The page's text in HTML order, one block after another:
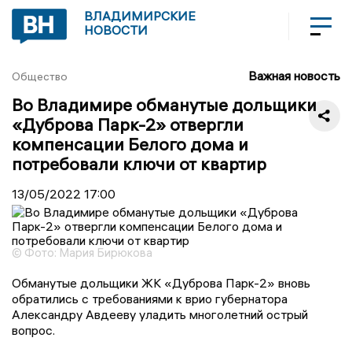
ВЛАДИМИРСКИЕ
НОВОСТИ
Общество Важная новость
Во Владимире обманутые дольщики
«Дуброва Парк-2» отвергли
компенсации Белого дома и
потребовали ключи от квартир
13/05/2022 17:00
© Фото: Мария Бирюкова
Обманутые дольщики ЖК «Дуброва Парк-2» вновь
обратились с требованиями к врио губернатора
Александру Авдееву уладить многолетний острый
вопрос.